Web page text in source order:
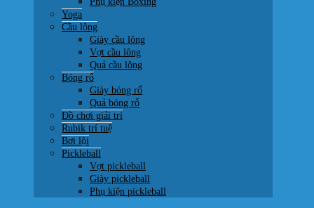
Yoga
Cầu lông
Giày cầu lông
Vợt cầu lông
Quả cầu lông
Bóng rổ
Giày bóng rổ
Quả bóng rổ
Đồ chơi giải trí
Rubik trí tuệ
Bơi lội
Pickleball
Vợt pickleball
Giày pickleball
Phụ kiện pickleball